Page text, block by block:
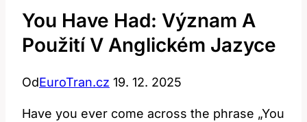
You Have Had: Význam A
Použití V Anglickém Jazyce
OdEuroTran.cz 19. 12. 2025
Have you ever come across the phrase „You